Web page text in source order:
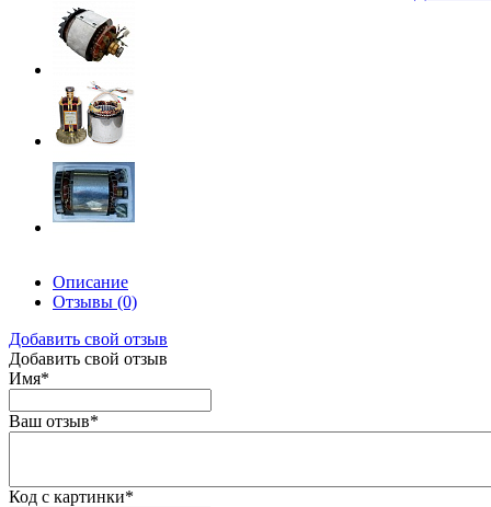
Описание
Отзывы (0)
Добавить свой отзыв
Добавить свой отзыв
Имя*
Ваш отзыв*
Код с картинки*